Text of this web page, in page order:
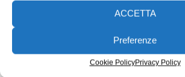
ACCETTA
Preferenze
Cookie PolicyPrivacy Policy
superare i ritardi della catena di
approvvigionamento o la carenza
Secondo quanto emerso dall’analisi
elektronik in merito agli effetti
stampa 3D, per il60% vi è un